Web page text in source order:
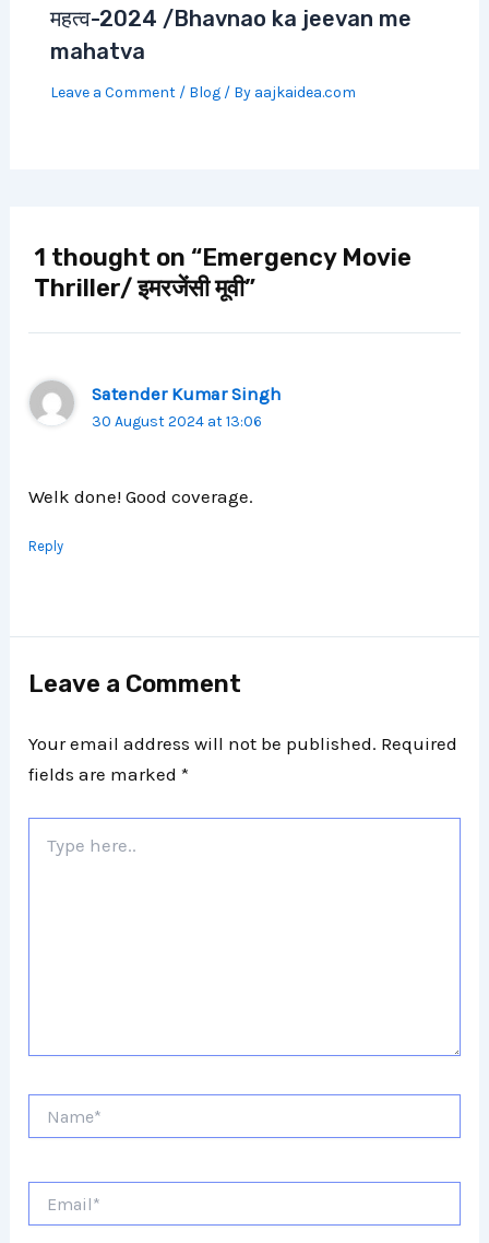
महत्व-2024 /Bhavnao ka jeevan me
mahatva
Leave a Comment / Blog/ By aajkaidea.com
1 thought on “Emergency Movie
Thriller/ इमरजेंसी मूवी”
Satender Kumar Singh
30 August 2024 at 13:06
Welk done! Good coverage.
Reply
Leave a Comment
Your email address will not be published. Required
fields are marked*
here..